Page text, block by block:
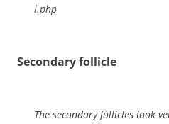
l.php
Secondary follicle
The secondary follicles look